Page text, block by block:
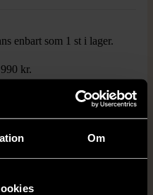
Om
enbart som 1 st i lager.
kr.